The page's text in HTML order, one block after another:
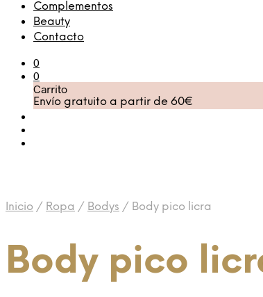
Complementos
Beauty
Contacto
0
0
Carrito
Envío gratuito a partir de 60€
Inicio / Ropa / Bodys / Body pico licra
Body pico